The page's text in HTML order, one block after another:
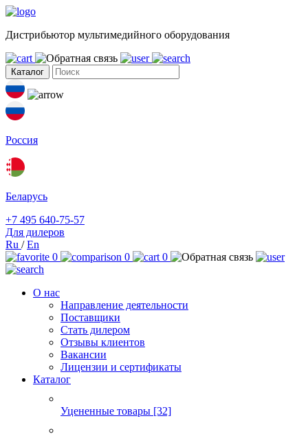
Дистрибьютор мультимедийного оборудования
Каталог
Россия
Беларусь
+7 495 640-75-57
Для дилеров
Ru /En
0
0 0
О нас
Направление деятельности
Поставщики
Стать дилером
Отзывы клиентов
Вакансии
Лицензии и сертификаты
Каталог
Уцененные товары [32]